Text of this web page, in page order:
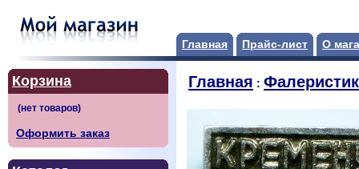
Главная Прайс-лист О
Корзина
Оформить заказ
Главная :